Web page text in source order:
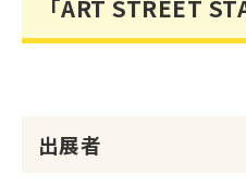
「ART STREET
出展者